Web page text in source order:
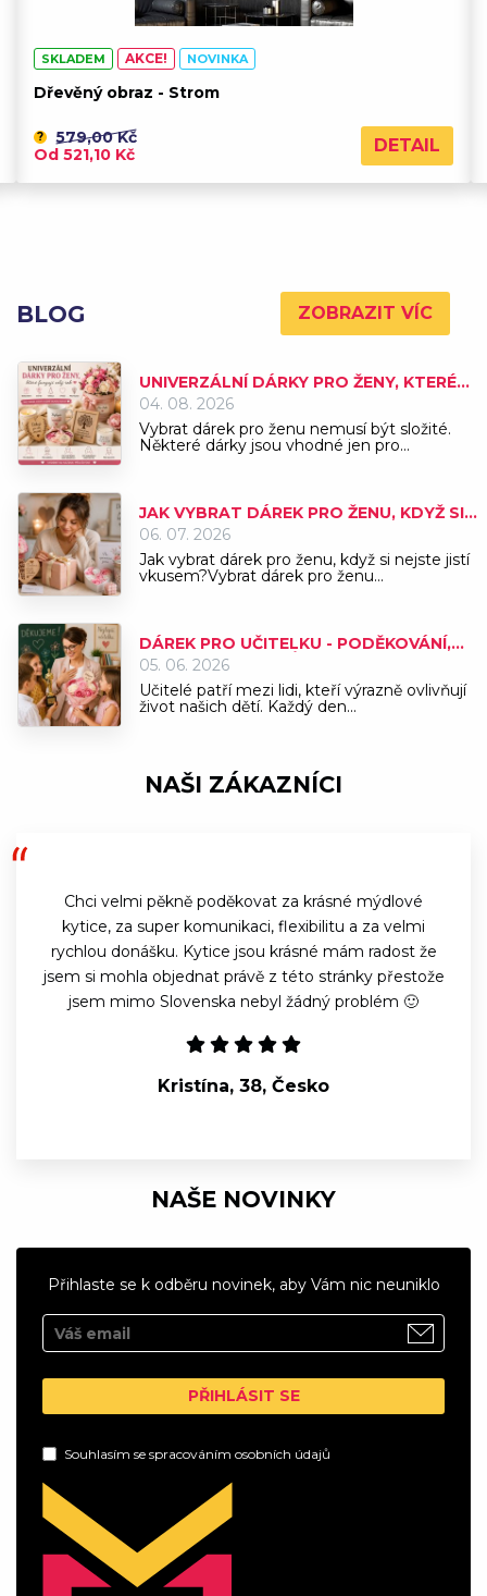
SKLADEM AKCE! NOVINKA
Dřevěný obraz - Strom
?
579,00 Kč
Od 521,10 Kč
DETAIL
BLOG ZOBRAZIT VÍC
UNIVERZÁLNÍ DÁRKY PRO ŽENY, KTERÉ
FUNGUJÍ PO CELÝ ROK
04. 08. 2026
Vybrat dárek pro ženu nemusí být složité.
Některé dárky jsou vhodné jen pro...
JAK VYBRAT DÁREK PRO ŽENU, KDYŽ SI
NEJSTE JISTÍ VKUSEM
06. 07. 2026
Jak vybrat dárek pro ženu, když si nejste jistí
vkusem?Vybrat dárek pro ženu...
DÁREK PRO UČITELKU - PODĚKOVÁNÍ,
KTERÉ POTĚŠÍ A ZŮSTANE VZPOMÍNKOU
05. 06. 2026
Učitelé patří mezi lidi, kteří výrazně ovlivňují
život našich dětí. Každý den...
NAŠI ZÁKAZNÍCI
Chci velmi pěkně poděkovat za krásné mýdlové
kytice, za super komunikaci, flexibilitu a za velmi
rychlou donášku. Kytice jsou krásné mám radost že
jsem si mohla objednat právě z této stránky přestože
jsem mimo Slovenska nebyl žádný problém 🙂
Kristína, 38, Česko
NAŠE NOVINKY
Přihlaste se k odběru novinek, aby Vám nic neuniklo
PŘIHLÁSIT SE
Souhlasím se spracováním osobních údajů